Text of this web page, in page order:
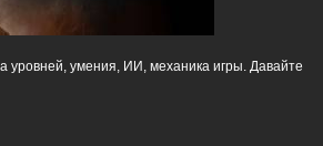
умения, ИИ, механика игры. Давайте